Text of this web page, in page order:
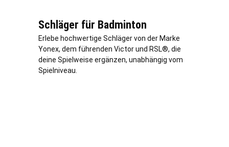
Schläger für Badminton
Erlebe hochwertige Schläger von der Marke
Yonex, dem führenden Victor und RSL®, die
deine Spielweise ergänzen, unabhängig vom
Spielniveau.